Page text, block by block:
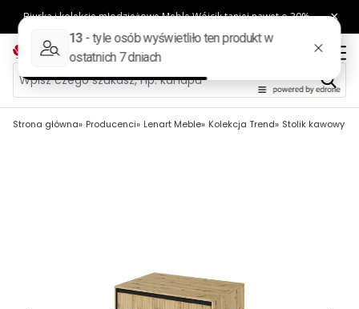
Strona główna Producenci Lenart Meble Kolekcja Trend Stolik kawowy